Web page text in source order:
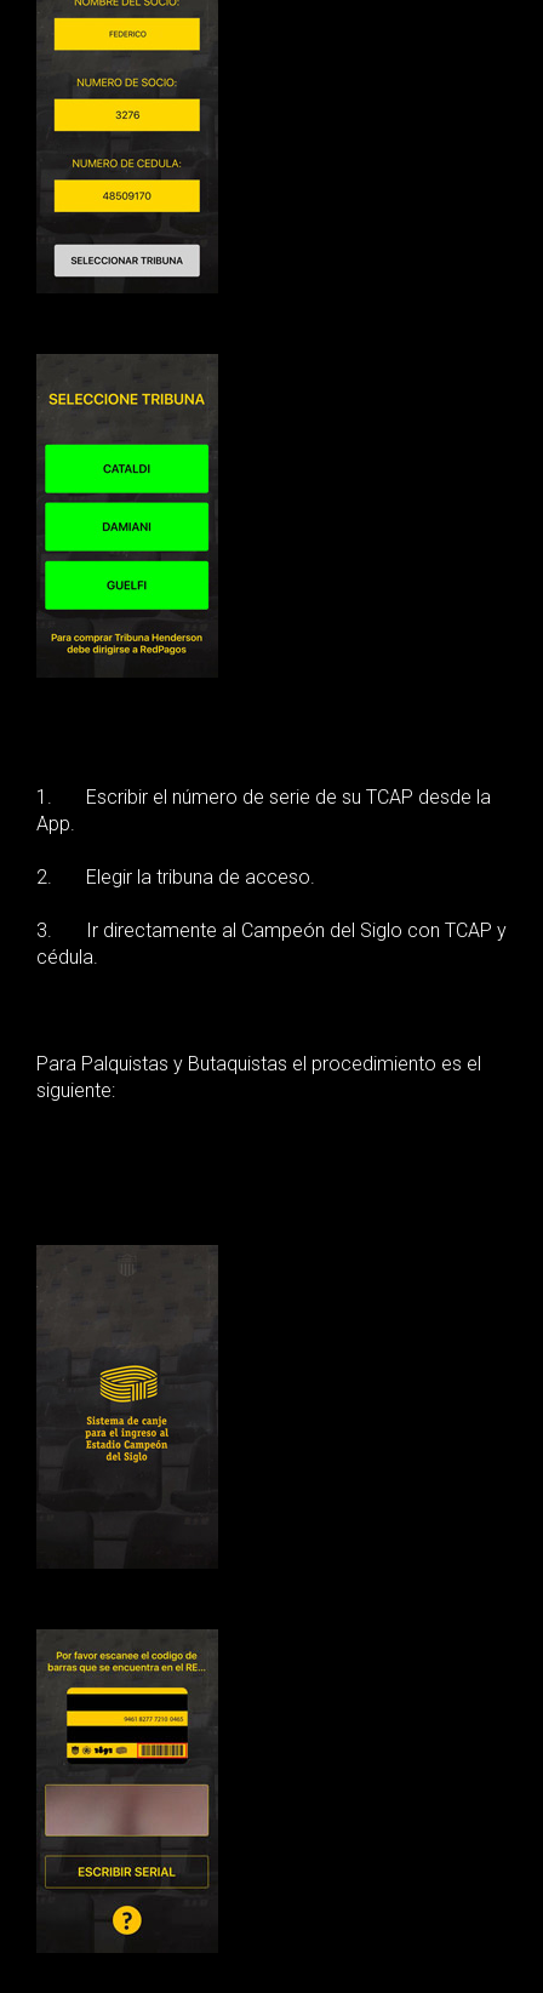
1. Escribir el número de serie de su TCAP desde la
App.
2. Elegir la tribuna de acceso.
3. Ir directamente al Campeón del Siglo con TCAP y
cédula.
Para Palquistas y Butaquistas el procedimiento es el
siguiente: